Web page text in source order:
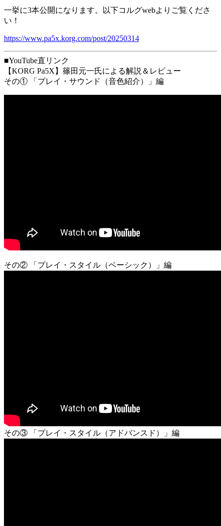
一挙に3本公開になります。以下コルグwebよりご覧くださ
い！
https://www.pa5x.korg.com/post/20250314
■YouTube直リンク
【KORG Pa5X】篠田元一氏による解説＆レビュー
その① 「プレイ・サウンド（音色紹介）」編
その② 「プレイ・スタイル（ベーシック）」編
その③ 「プレイ・スタイル（アドバンスド）」編